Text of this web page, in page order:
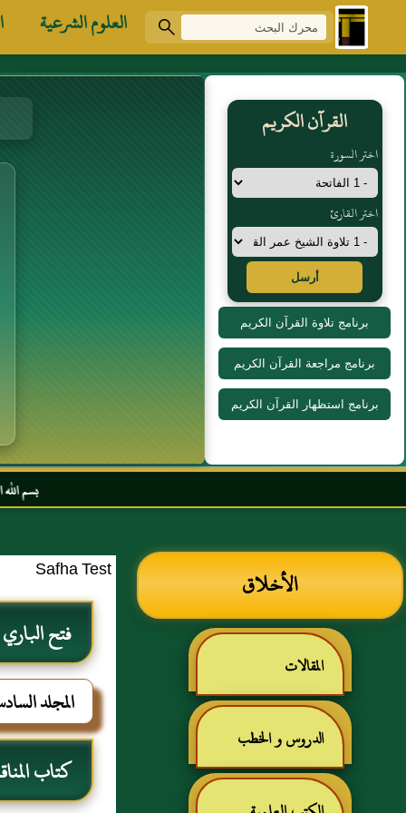
العلوم الشرعية
القرآن الكريم
اختر السورة
اختر القارئ
أرسل
برنامج تلاوة القرآن الكريم
برنامج مراجعة القرآن الكريم
برنامج استظهار القرآن الكريم
بسم الله الرحمن الرحيم
الأخلاق
المقالات
الدروس و الخطب
Safha Test
فتح
المجلد
كتاب